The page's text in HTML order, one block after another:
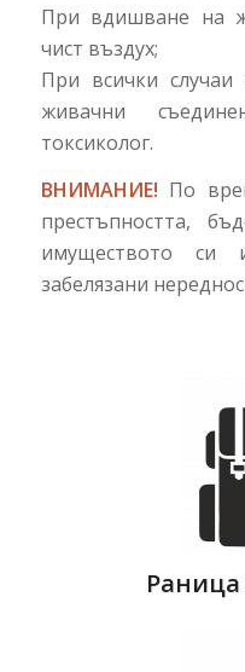
При вдишване на
чист въздух;
При всички
живачни
токсиколог.
ВНИМАНИЕ! По
престъпността,
имуществото си
забелязани
Раница